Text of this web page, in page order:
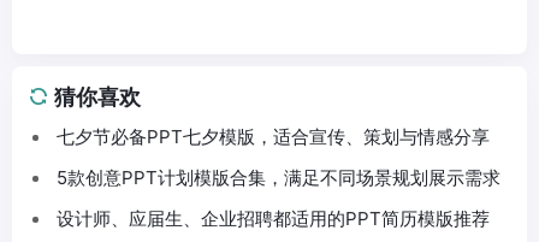
猜你喜欢
七夕节必备PPT七夕模版，适合宣传、策划与情感分享
5款创意PPT计划模版合集，满足不同场景规划展示需求
设计师、应届生、企业招聘都适用的PPT简历模版推荐